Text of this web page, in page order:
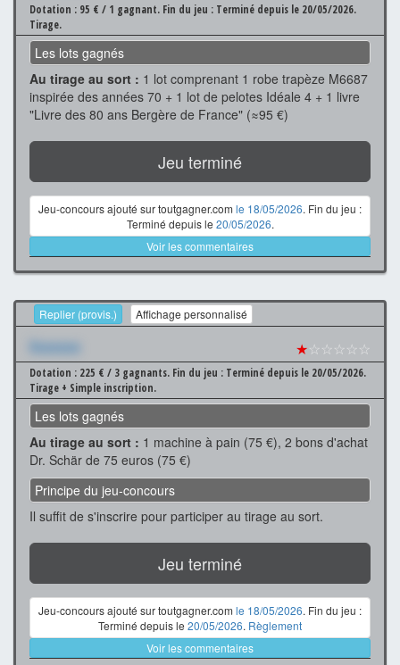
Dotation : 95 € / 1 gagnant. Fin du jeu : Terminé depuis le 20/05/2026.
Tirage.
Les lots gagnés
Au tirage au sort : 1 lot comprenant 1 robe trapèze M6687
inspirée des années 70 + 1 lot de pelotes Idéale 4 + 1 livre
"Livre des 80 ans Bergère de France" (≈95 €)
Jeu terminé
Jeu-concours ajouté sur toutgagner.com le 18/05/2026. Fin du jeu :
Terminé depuis le 20/05/2026.
Voir les commentaires
Replier (provis.) Affichage personnalisé
Xxxxxxx ★☆☆☆☆☆
Dotation : 225 € / 3 gagnants. Fin du jeu : Terminé depuis le 20/05/2026.
Tirage + Simple inscription.
Les lots gagnés
Au tirage au sort : 1 machine à pain (75 €), 2 bons d'achat
Dr. Schär de 75 euros (75 €)
Principe du jeu-concours
Il suffit de s'inscrire pour participer au tirage au sort.
Jeu terminé
Jeu-concours ajouté sur toutgagner.com le 18/05/2026. Fin du jeu :
Terminé depuis le 20/05/2026. Règlement
Voir les commentaires